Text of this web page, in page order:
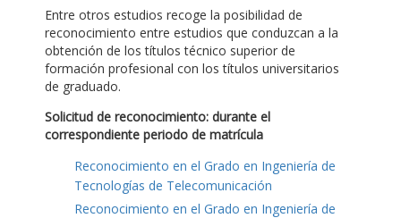
Entre otros estudios recoge la posibilidad de
reconocimiento entre estudios que conduzcan a la
obtención de los títulos técnico superior de
formación profesional con los títulos universitarios
de graduado.
Solicitud de reconocimiento: durante el
correspondiente periodo de matrícula
Reconocimiento en el Grado en Ingeniería de
Tecnologías de Telecomunicación
Reconocimiento en el Grado en Ingeniería de